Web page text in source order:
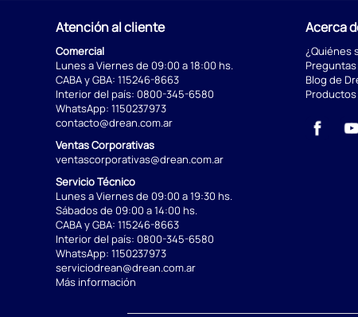
Atención al cliente
Comercial
Lunes a Viernes de 09:00 a 18:00 hs.
CABA y GBA: 115246-8663
Interior del país: 0800-345-6580
WhatsApp: 1150237973
contacto@drean.com.ar
Ventas Corporativas
ventascorporativas@drean.com.ar
Servicio Técnico
Lunes a Viernes de 09:00 a 19:30 hs.
Sábados de 09:00 a 14:00 hs.
CABA y GBA: 115246-8663
Interior del país: 0800-345-6580
WhatsApp: 1150237973
serviciodrean@drean.com.ar
Más información
Acerca
¿Quiénes
Blog de
Productos